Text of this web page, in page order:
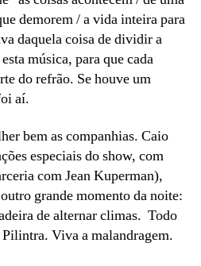
demorem / a vida inteira para
daquela coisa de dividir a
música, para que cada
do refrão. Se houve um
aí.
bem as companhias. Caio
especiais do show, com
com Jean Kuperman),
grande momento da noite:
de alternar climas. Todo
Viva a malandragem.